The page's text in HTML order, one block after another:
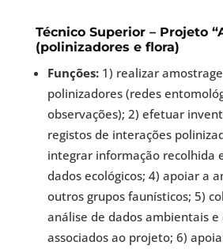
Técnico Superior – Projeto
(polinizadores e flora)
Funções:1) realizar
polinizadores (redes
observações); 2) efetuar
registos de interações
integrar informação recolhida
dados ecológicos; 4) apoiar a
outros grupos faunísticos; 5)
análise de dados ambientais e
associados ao projeto; 6)